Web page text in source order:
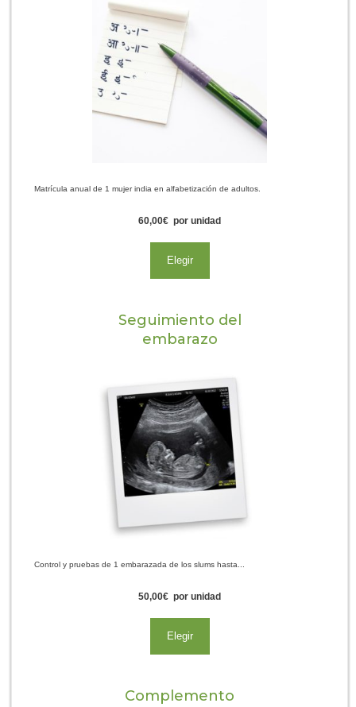
Matrícula anual de 1 mujer india en alfabetización de adultos.
60,00€ por unidad
Elegir
Seguimiento del
embarazo
Control y pruebas de 1 embarazada de los slums hasta...
50,00€ por unidad
Elegir
Complemento